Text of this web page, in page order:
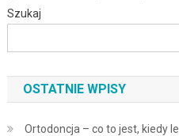
Szukaj
OSTATNIE WPISY
Ortodoncja – co to jest, kiedy